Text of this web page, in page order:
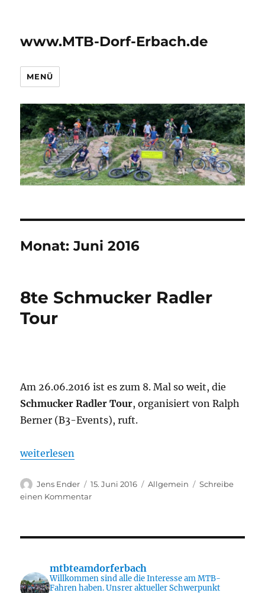
www.MTB-Dorf-Erbach.de
MENÜ
Monat:Juni 2016
8te Schmucker Radler
Tour
Am 26.06.2016 ist es zum 8. Mal so weit, die
Schmucker Radler Tour, organisiert von Ralph
Berner (B3-Events), ruft.
„8te Schmucker Radler Tour“
weiterlesen
Autor
Jens Ender
Veröffentlicht
am
15. Juni 2016 Kategorien
Allgemein
Schreibe
einen Kommentarzu
mtbteamdorferbach
Willkommen sind alle die Interesse am MTB-
Fahren haben. Unsrer aktueller Schwerpunkt